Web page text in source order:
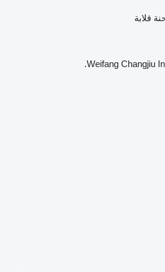
قلابة
Weifang Changjiu